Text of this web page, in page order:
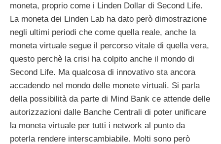
moneta, proprio come i Linden Dollar di Second Life.
La moneta dei Linden Lab ha dato però dimostrazione
negli ultimi periodi che come quella reale, anche la
moneta virtuale segue il percorso vitale di quella vera,
questo perchè la crisi ha colpito anche il mondo di
Second Life. Ma qualcosa di innovativo sta ancora
accadendo nel mondo delle monete virtuali. Si parla
della possibilità da parte di Mind Bank ce attende delle
autorizzazioni dalle Banche Centrali di poter unificare
la moneta virtuale per tutti i network al punto da
poterla rendere interscambiabile. Molti sono però